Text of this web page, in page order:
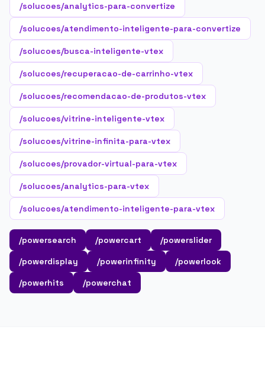
/solucoes/analytics-para-convertize
/solucoes/atendimento-inteligente-para-convertize
/solucoes/busca-inteligente-vtex
/solucoes/recuperacao-de-carrinho-vtex
/solucoes/recomendacao-de-produtos-vtex
/solucoes/vitrine-inteligente-vtex
/solucoes/vitrine-infinita-para-vtex
/solucoes/provador-virtual-para-vtex
/solucoes/analytics-para-vtex
/solucoes/atendimento-inteligente-para-vtex
/powersearch /powercart
/powerslider
/powerdisplay
/powerinfinity
/powerlook
/powerhits
/powerchat